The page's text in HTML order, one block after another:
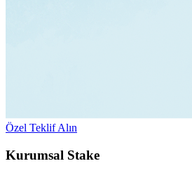
Özel Teklif Alın
Kurumsal Stake